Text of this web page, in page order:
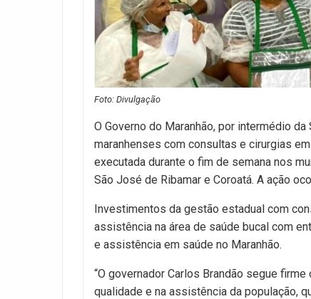
Foto: Divulgação
O Governo do Maranhão, por intermédio
maranhenses com consultas e cirurgias
executada durante o fim de semana nos
São José de Ribamar e Coroatá. A ação
Investimentos da gestão estadual com
assistência na área de saúde bucal com
e assistência em saúde no Maranhão.
“O governador Carlos Brandão segue
qualidade e na assistência da população,